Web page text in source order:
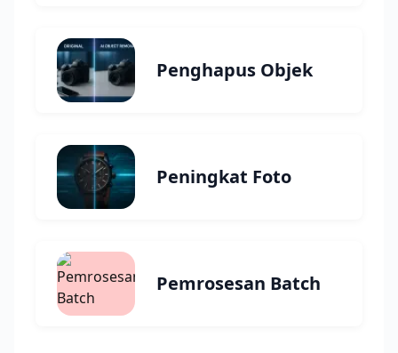
Penghapus Objek
Peningkat Foto
Pemrosesan Batch